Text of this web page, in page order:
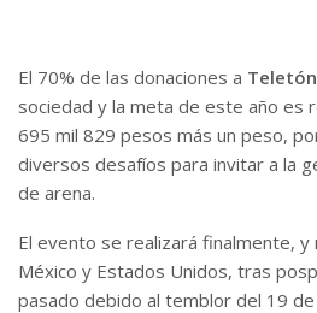
El 70% de las donaciones a Teletón
sociedad y la meta de este año es
695 mil 829 pesos más un peso,
diversos desafíos para invitar a la
de arena.
El evento se realizará finalmente, y
México y Estados Unidos, tras
pasado debido al temblor del 19